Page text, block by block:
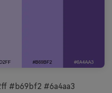
#b69bf2 #6a4aa3